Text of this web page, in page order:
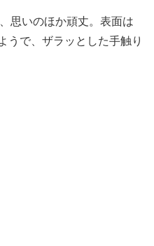
思いのほか頑丈。表面は
うで、ザラッとした手触り